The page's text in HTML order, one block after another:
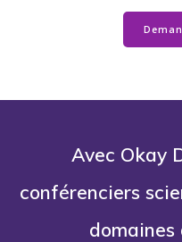
Avec Okay
conférenciers
domaines